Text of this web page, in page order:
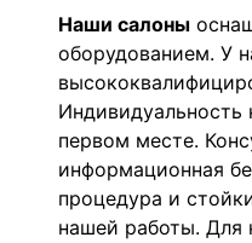
Наши салоны
оборудованием. У
Индивидуальность
первом месте.
информационная
процедура и
нашей работы. Для